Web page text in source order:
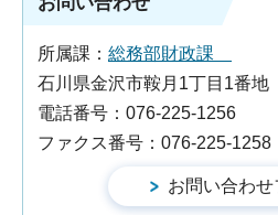
所属課： 総務部財政課
石川県金沢市鞍月1丁目1番地
電話番号：076-225-1256
ファクス番号：076-225-1258